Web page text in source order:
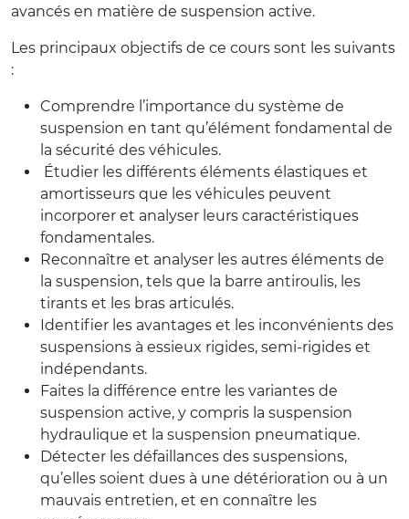
avancés en matière de suspension active.
Les principaux objectifs de ce cours sont les suivants
:
Comprendre l’importance du système de
suspension en tant qu’élément fondamental de
la sécurité des véhicules.
Étudier les différents éléments élastiques et
amortisseurs que les véhicules peuvent
incorporer et analyser leurs caractéristiques
fondamentales.
Reconnaître et analyser les autres éléments de
la suspension, tels que la barre antiroulis, les
tirants et les bras articulés.
Identifier les avantages et les inconvénients des
suspensions à essieux rigides, semi-rigides et
indépendants.
Faites la différence entre les variantes de
suspension active, y compris la suspension
hydraulique et la suspension pneumatique.
Détecter les défaillances des suspensions,
qu’elles soient dues à une détérioration ou à un
mauvais entretien, et en connaître les